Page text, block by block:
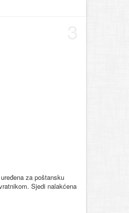
za poštansku
Sjedi nalakćena